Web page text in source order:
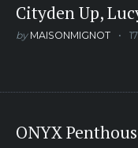
Cityden Up,
by MAISONMIGNOT
ONYX